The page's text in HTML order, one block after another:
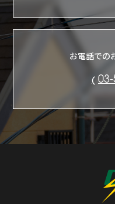
お電話での